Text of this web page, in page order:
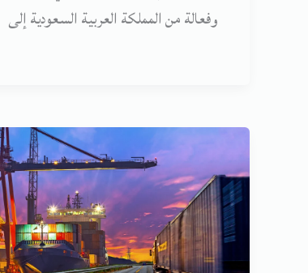
وفعالة من المملكة العربية السعودية إلى